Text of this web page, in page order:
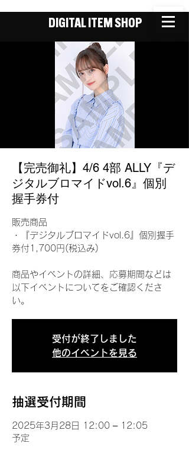
DIGITAL ITEM SHOP
【完売御礼】4/6 4部 ALLY『デ
ジタルブロマイドvol.6』個別
握手券付
販売商品
・『デジタルブロマイドvol.6』個別握手
券付1,700円(税込み)
商品やイベントの詳細、応募期間などは
以下イベントについてをご確認くださ
い。
受付が終了しました
他のイベントを見る
抽選受付期間
2025年3月28日 12:00 – 12:05
予定